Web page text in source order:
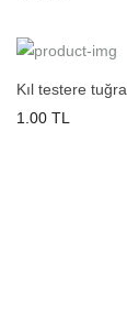
Kıl testere tuğra
1.00 TL